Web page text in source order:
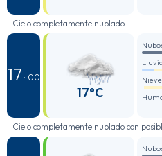
Cielo completamente nublado
17 : 00
17°C
Lluvia
Nieve
Cielo completamente nublado con